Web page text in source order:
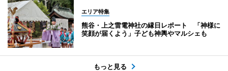
エリア特集
熊谷・上之雷電神社の縁日レポート 「神様に
笑顔が届くよう」子ども神輿やマルシェも
もっと見る